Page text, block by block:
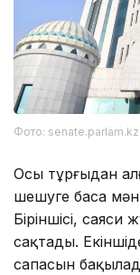
Фото: senate.parlam.kz
Осы тұрғыдан
шешуге баса
Біріншісі,
сақтады.
сапасын